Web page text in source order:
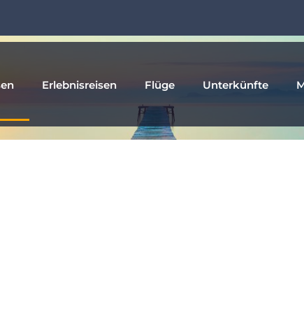
Erlebnisreisen Flüge Unterkünfte